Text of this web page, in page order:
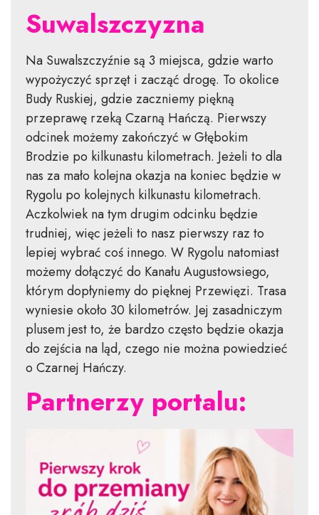
Suwalszczyzna
Na Suwalszczyźnie są 3 miejsca, gdzie warto
wypożyczyć sprzęt i zacząć drogę. To okolice
Budy Ruskiej, gdzie zaczniemy piękną
przeprawę rzeką Czarną Hańczą. Pierwszy
odcinek możemy zakończyć w Głębokim
Brodzie po kilkunastu kilometrach. Jeżeli to dla
nas za mało kolejna okazja na koniec będzie w
Rygolu po kolejnych kilkunastu kilometrach.
Aczkolwiek na tym drugim odcinku będzie
trudniej, więc jeżeli to nasz pierwszy raz to
lepiej wybrać coś innego. W Rygolu natomiast
możemy dołączyć do Kanału Augustowsiego,
którym dopłyniemy do pięknej Przewięzi. Trasa
wyniesie około 30 kilometrów. Jej zasadniczym
plusem jest to, że bardzo często będzie okazja
do zejścia na ląd, czego nie można powiedzieć
o Czarnej Hańczy.
Partnerzy portalu: